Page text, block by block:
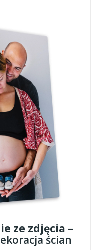
ze zdjęcia –
ścian